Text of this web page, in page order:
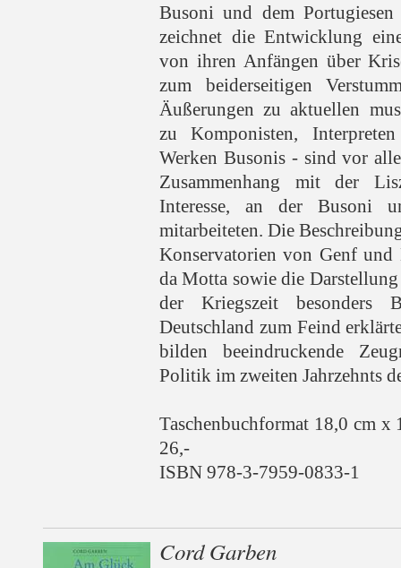
Busoni und dem
zeichnet die Entwicklung
von ihren Anfängen über
zum beiderseitigen
Äußerungen zu aktuellen
zu Komponisten,
Werken Busonis - sind vor
Zusammenhang mit der
Interesse, an der Busoni
mitarbeiteten. Die
Konservatorien von Genf und
da Motta sowie die
der Kriegszeit
Deutschland zum Feind
bilden beeindruckende
Politik im zweiten Jahrzehnts
Taschenbuchformat 18,0 cm
26,-
ISBN 978-3-7959-0833-1
Cord Garben